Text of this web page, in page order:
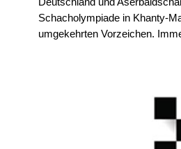
Schacholympiade in Khanty-
umgekehrten Vorzeichen.